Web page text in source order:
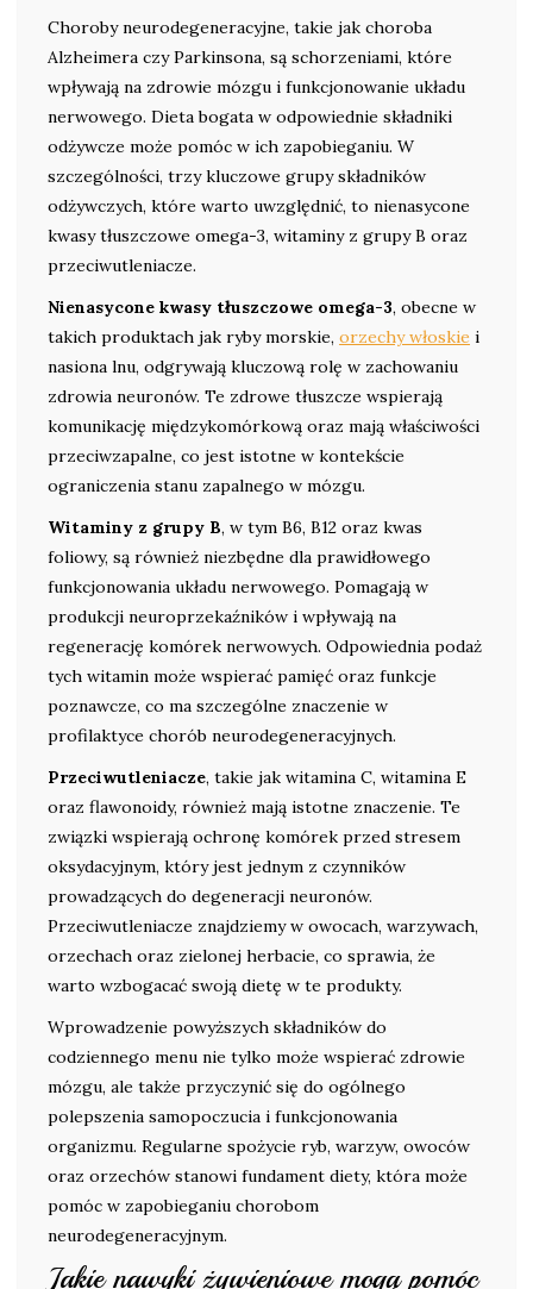
Choroby neurodegeneracyjne, takie jak choroba
Alzheimera czy Parkinsona, są schorzeniami, które
wpływają na zdrowie mózgu i funkcjonowanie układu
nerwowego. Dieta bogata w odpowiednie składniki
odżywcze może pomóc w ich zapobieganiu. W
szczególności, trzy kluczowe grupy składników
odżywczych, które warto uwzględnić, to nienasycone
kwasy tłuszczowe omega-3, witaminy z grupy B oraz
przeciwutleniacze.
Nienasycone kwasy tłuszczowe omega-3, obecne w
takich produktach jak ryby morskie, orzechy włoskie i
nasiona lnu, odgrywają kluczową rolę w zachowaniu
zdrowia neuronów. Te zdrowe tłuszcze wspierają
komunikację międzykomórkową oraz mają właściwości
przeciwzapalne, co jest istotne w kontekście
ograniczenia stanu zapalnego w mózgu.
Witaminy z grupy B, w tym B6, B12 oraz kwas
foliowy, są również niezbędne dla prawidłowego
funkcjonowania układu nerwowego. Pomagają w
produkcji neuroprzekaźników i wpływają na
regenerację komórek nerwowych. Odpowiednia podaż
tych witamin może wspierać pamięć oraz funkcje
poznawcze, co ma szczególne znaczenie w
profilaktyce chorób neurodegeneracyjnych.
Przeciwutleniacze, takie jak witamina C, witamina E
oraz flawonoidy, również mają istotne znaczenie. Te
związki wspierają ochronę komórek przed stresem
oksydacyjnym, który jest jednym z czynników
prowadzących do degeneracji neuronów.
Przeciwutleniacze znajdziemy w owocach, warzywach,
orzechach oraz zielonej herbacie, co sprawia, że
warto wzbogacać swoją dietę w te produkty.
Wprowadzenie powyższych składników do
codziennego menu nie tylko może wspierać zdrowie
mózgu, ale także przyczynić się do ogólnego
polepszenia samopoczucia i funkcjonowania
organizmu. Regularne spożycie ryb, warzyw, owoców
oraz orzechów stanowi fundament diety, która może
pomóc w zapobieganiu chorobom
neurodegeneracyjnym.
Jakie nawyki żywieniowe mogą pomóc